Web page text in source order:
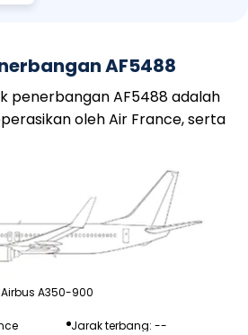
AF5488
penerbangan AF5488 adalah
oleh Air France, serta
Airbus A350-900
Jarak terbang: --